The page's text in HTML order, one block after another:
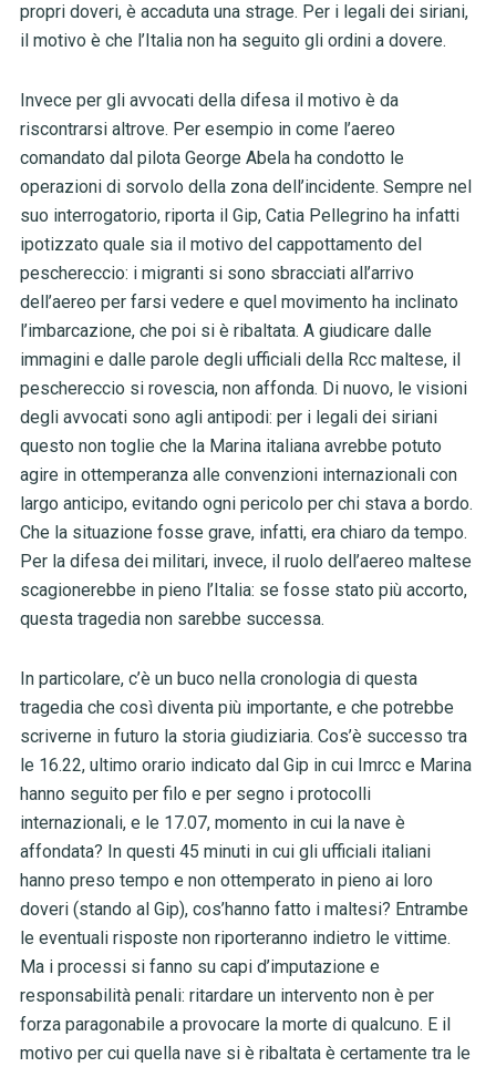
propri doveri, è accaduta una strage. Per i legali dei siriani,
il motivo è che l’Italia non ha seguito gli ordini a dovere.
Invece per gli avvocati della difesa il motivo è da
riscontrarsi altrove. Per esempio in come l’aereo
comandato dal pilota George Abela ha condotto le
operazioni di sorvolo della zona dell’incidente. Sempre nel
suo interrogatorio, riporta il Gip, Catia Pellegrino ha infatti
ipotizzato quale sia il motivo del cappottamento del
peschereccio: i migranti si sono sbracciati all’arrivo
dell’aereo per farsi vedere e quel movimento ha inclinato
l’imbarcazione, che poi si è ribaltata. A giudicare dalle
immagini e dalle parole degli ufficiali della Rcc maltese, il
peschereccio si rovescia, non affonda. Di nuovo, le visioni
degli avvocati sono agli antipodi: per i legali dei siriani
questo non toglie che la Marina italiana avrebbe potuto
agire in ottemperanza alle convenzioni internazionali con
largo anticipo, evitando ogni pericolo per chi stava a bordo.
Che la situazione fosse grave, infatti, era chiaro da tempo.
Per la difesa dei militari, invece, il ruolo dell’aereo maltese
scagionerebbe in pieno l’Italia: se fosse stato più accorto,
questa tragedia non sarebbe successa.
In particolare, c’è un buco nella cronologia di questa
tragedia che così diventa più importante, e che potrebbe
scriverne in futuro la storia giudiziaria. Cos’è successo tra
le 16.22, ultimo orario indicato dal Gip in cui Imrcc e Marina
hanno seguito per filo e per segno i protocolli
internazionali, e le 17.07, momento in cui la nave è
affondata? In questi 45 minuti in cui gli ufficiali italiani
hanno preso tempo e non ottemperato in pieno ai loro
doveri (stando al Gip), cos’hanno fatto i maltesi? Entrambe
le eventuali risposte non riporteranno indietro le vittime.
Ma i processi si fanno su capi d’imputazione e
responsabilità penali: ritardare un intervento non è per
forza paragonabile a provocare la morte di qualcuno. E il
motivo per cui quella nave si è ribaltata è certamente tra le